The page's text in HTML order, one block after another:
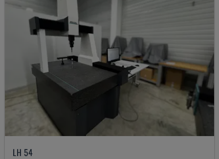
LH 54